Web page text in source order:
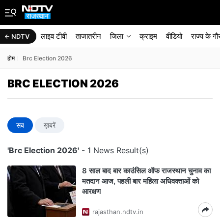
NDTV लाइव टीवी ताजातरीन जिला क्राइम वीडियो राज्‍य के
होम Brc Election 2026
BRC ELECTION 2026
सब ख़बरें
'Brc Election 2026' - 1 News Result(s)
8 साल बाद बार काउंसिल ऑफ राजस्थान चुनाव का
मतदान आज, पहली बार महिला अधिवक्ताओं को
आरक्षण
rajasthan.ndtv.in